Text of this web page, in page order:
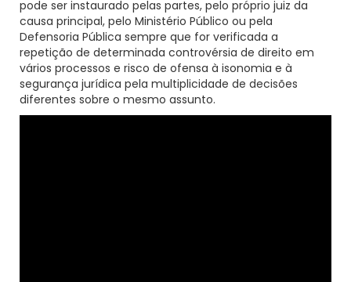
pode ser instaurado pelas partes, pelo próprio juiz da
causa principal, pelo Ministério Público ou pela
Defensoria Pública sempre que for verificada a
repetição de determinada controvérsia de direito em
vários processos e risco de ofensa à isonomia e à
segurança jurídica pela multiplicidade de decisões
diferentes sobre o mesmo assunto.